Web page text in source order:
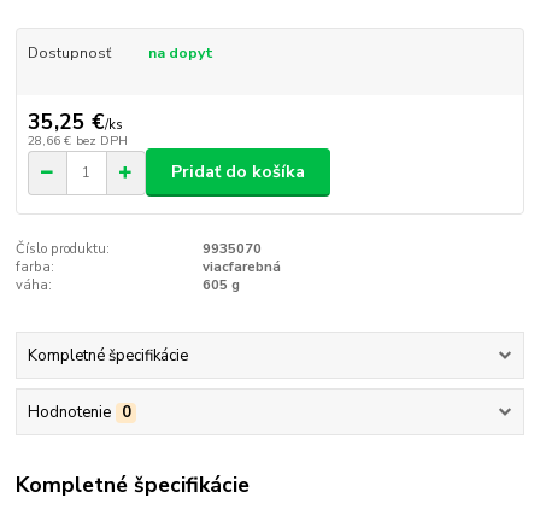
Dostupnosť na dopyt
35,25 €/ks
28,66 € bez DPH
Pridať do košíka
Číslo produktu:
9935070
farba:
viacfarebná
váha:
605 g
Kompletné špecifikácie
Hodnotenie 0
Kompletné špecifikácie